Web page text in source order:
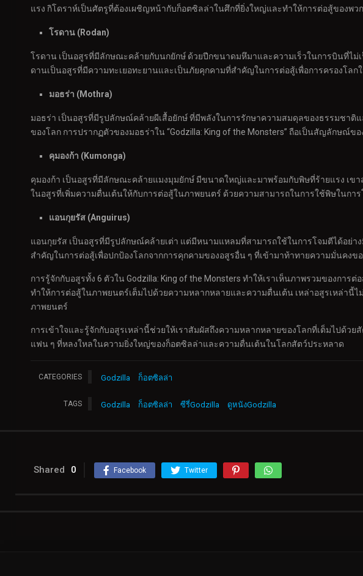
แรง กิโดราห์เป็นศัตรูที่ต้องเผชิญหน้ากับก็อตซิลล่าในศึกที่ยิ่งใหญ่และทำให้การต่อสู้ของพ
โรดาน (Rodan)
โรดาน เป็นอสูรที่มีลักษณะคล้ายกับนกยักษ์ ด้วยปีกขนาดมหึมาและความเร็วในการบินที่ไม่
ดานเป็นอสูรที่มีความทะเยอทะยานและเป็นภัยคุกคามที่สำคัญในการต่อสู้เพื่อการครองโลก
มอธร่า (Mothra)
มอธร่า เป็นอสูรที่มีรูปลักษณ์คล้ายผีเสื้อยักษ์ ที่มีพลังในการรักษาความสมดุลของธรรมชา
ของโลก การปรากฏตัวของมอธร่าใน “Godzilla: King of the Monsters” ถือเป็นสัญลักษณ์
คุมองก้า (Kumonga)
คุมองก้า เป็นอสูรที่มีลักษณะคล้ายแมงมุมยักษ์ มีขนาดใหญ่และมาพร้อมกับพิษที่ร้ายแรง เข
ในอสูรที่เพิ่มความตื่นเต้นให้กับการต่อสู้ในภาพยนตร์ ด้วยความสามารถในการใช้พิษในการ
แอนกุยรัส (Anguirus)
แอนกุยรัส เป็นอสูรที่มีรูปลักษณ์คล้ายเต่า แต่มีหนามแหลมที่สามารถใช้ในการโจมตีได้อย่
สำคัญในการต่อสู้เพื่อปกป้องโลกจากการคุกคามของอสูรอื่น ๆ ที่เข้ามาท้าทายความมั่นคงข
การรู้จักกับอสูรทั้ง 6 ตัวใน Godzilla: King of the Monsters ทำให้เราเห็นภาพรวมของก
ทำให้การต่อสู้ในภาพยนตร์เต็มไปด้วยความหลากหลายและความตื่นเต้น เหล่าอสูรเหล่า
ภาพยนตร์
การเข้าใจและรู้จักกับอสูรเหล่านี้ช่วยให้เราสัมผัสถึงความหลากหลายของโลกที่เต็มไปด้ว
แฟน ๆ ที่หลงใหลในความยิ่งใหญ่ของก็อตซิลล่าและความตื่นเต้นในโลกสัตว์ประหลาด
CATEGORIES Godzilla ก็อตซิลล่า
TAGS Godzilla ก็อตซิลล่า ซีรี่Godzilla ดูหนังGodzilla
Shared 0 Facebook Twitter